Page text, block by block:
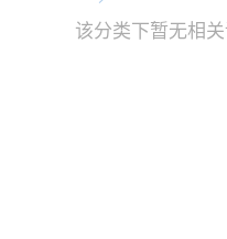
该分类下暂无相